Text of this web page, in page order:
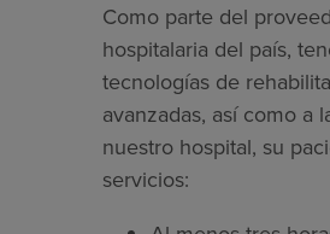
Como parte del
hospitalaria del país,
tecnologías de
avanzadas, así como a
nuestro hospital, su
servicios: